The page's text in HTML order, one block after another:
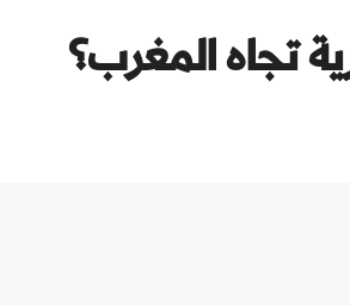
تجاه المغرب؟